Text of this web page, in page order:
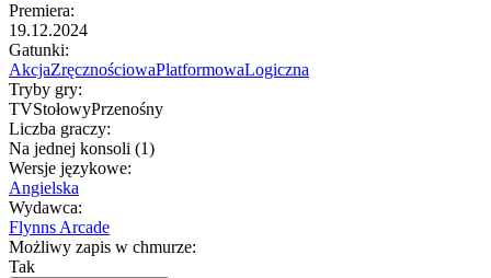
Premiera:
19.12.2024
Gatunki:
AkcjaZręcznościowaPlatformowaLogiczna
Tryby gry:
TVStołowyPrzenośny
Liczba graczy:
Na jednej konsoli (1)
Wersje językowe:
Angielska
Wydawca:
Flynns Arcade
Możliwy zapis w chmurze:
Tak